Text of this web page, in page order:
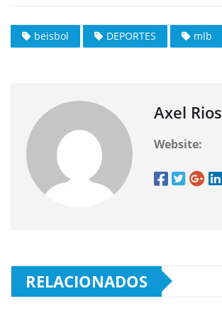
beisbol DEPORTES mlb
Axel Rios
Website:
RELACIONADOS